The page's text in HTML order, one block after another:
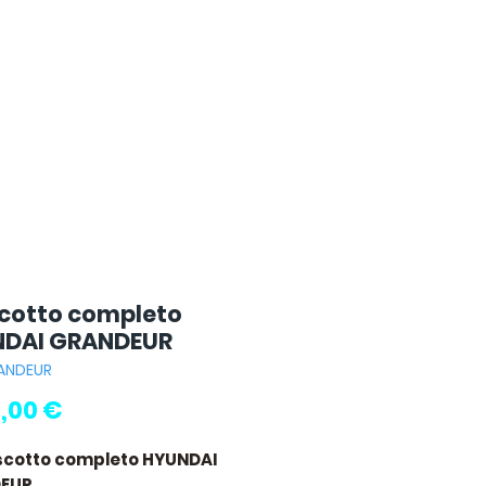
completo
GRANDEUR
€
completo HYUNDAI